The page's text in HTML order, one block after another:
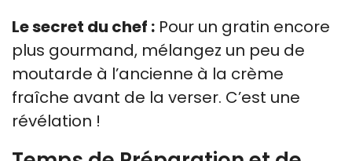
Le secret du chef : Pour un gratin encore
plus gourmand, mélangez un peu de
moutarde à l’ancienne à la crème
fraîche avant de la verser. C’est une
révélation !